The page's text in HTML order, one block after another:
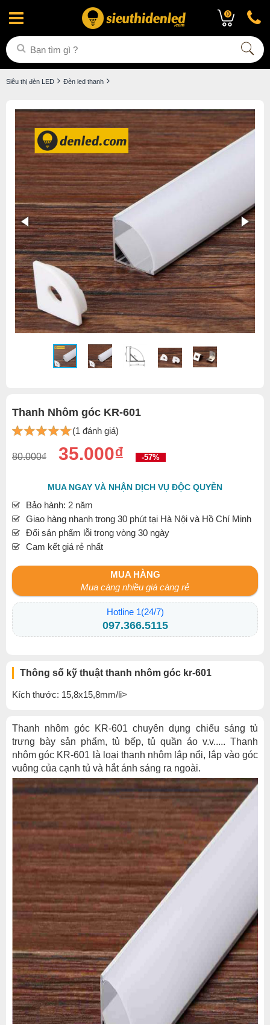
0
Siêu thị đèn LED Đèn led thanh
Thanh Nhôm góc KR-601
(1 đánh giá)
80.000₫ 35.000₫ -57%
MUA NGAY VÀ NHẬN DỊCH VỤ ĐỘC QUYỀN
Bảo hành: 2 năm
Giao hàng nhanh trong 30 phút tại Hà Nội và Hồ Chí Minh
Đổi sản phẩm lỗi trong vòng 30 ngày
Cam kết giá rẻ nhất
MUA HÀNG
Mua càng nhiều giá càng rẻ
Hotline 1(24/7)
097.366.5115
Thông số kỹ thuật thanh nhôm góc kr-601
Kích thước: 15,8x15,8mm/li>
Thanh nhôm góc KR-601 chuyên dụng chiếu sáng tủ
trưng bày sản phẩm, tủ bếp, tủ quần áo v.v..... Thanh
nhôm góc KR-601 là loại thanh nhôm lắp nổi, lắp vào góc
vuông của cạnh tủ và hắt ánh sáng ra ngoài.